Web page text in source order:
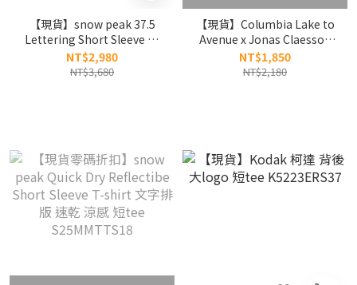
【現貨】snow peak 37.5
Lettering Short Sleeve T-
shirt 26ss 37.5度c字母印花
彈性 速乾 防曬 短tee
NT$2,980
NT$3,680
【現貨】Columbia Lake to
Avenue x Jonas Claesson
河邊露營 圖案短T 速乾 涼感
PM0537
NT$1,850
NT$2,180